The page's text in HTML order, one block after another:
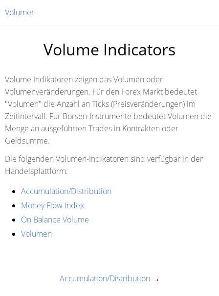
Volumen
Volume Indicators
Volume Indikatoren zeigen das Volumen oder
Volumenveränderungen. Für den Forex Markt bedeutet
"Volumen" die Anzahl an Ticks (Preisveränderungen) im
Zeitintervall. Für Börsen-Instrumente bedeutet Volumen die
Menge an ausgeführten Trades in Kontrakten oder
Geldsumme.
Die folgenden Volumen-Indikatoren sind verfügbar in der
Handelsplattform:
Accumulation/Distribution
Money Flow Index
On Balance Volume
Volumen
Accumulation/Distribution →